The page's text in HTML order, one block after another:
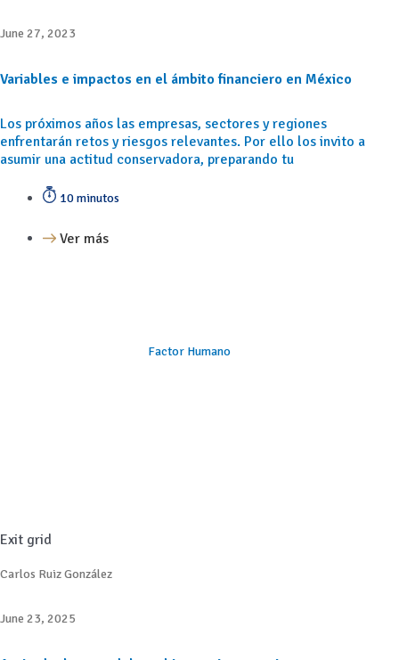
June 27, 2023
Variables e impactos en el ámbito financiero en México
Los próximos años las empresas, sectores y regiones
enfrentarán retos y riesgos relevantes. Por ello los invito a
asumir una actitud conservadora, preparando tu
10 minutos
Ver más
Factor Humano
Exit grid
Carlos Ruiz González
June 23, 2025